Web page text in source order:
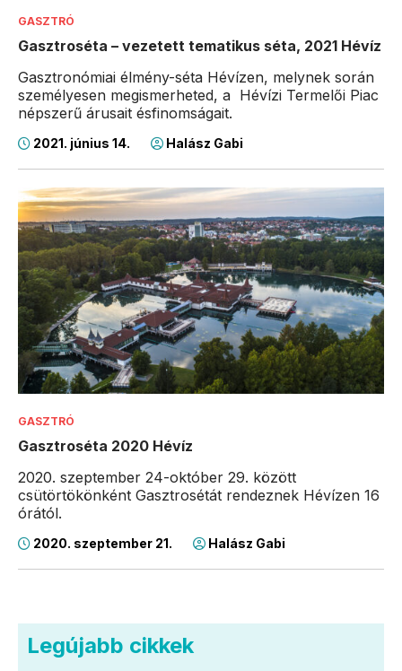
GASZTRÓ
Gasztroséta – vezetett tematikus séta, 2021 Hévíz
Gasztronómiai élmény-séta Hévízen, melynek során
személyesen megismerheted, a Hévízi Termelői Piac
népszerű árusait ésfinomságait.
2021. június 14. Halász Gabi
GASZTRÓ
Gasztroséta 2020 Hévíz
2020. szeptember 24-október 29. között
csütörtökönként Gasztrosétát rendeznek Hévízen 16
órától.
2020. szeptember 21. Halász Gabi
Legújabb cikkek